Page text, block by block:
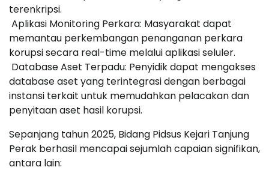
terenkripsi.
Aplikasi Monitoring Perkara: Masyarakat dapat
memantau perkembangan penanganan perkara
korupsi secara real-time melalui aplikasi seluler.
Database Aset Terpadu: Penyidik dapat mengakses
database aset yang terintegrasi dengan berbagai
instansi terkait untuk memudahkan pelacakan dan
penyitaan aset hasil korupsi.
Sepanjang tahun 2025, Bidang Pidsus Kejari Tanjung
Perak berhasil mencapai sejumlah capaian signifikan,
antara lain: